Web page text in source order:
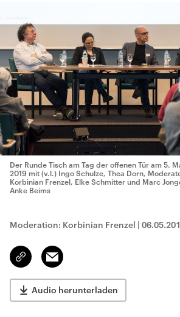
Der Runde Tisch am Tag der offenen Tür am 5.
2019 mit (v.l.) Ingo Schulze, Thea Dorn,
Korbinian Frenzel, Elke Schmitter und Marc
Anke Beims
Moderation: Korbinian Frenzel |
Link
kopieren/teilen
Email
Audio herunterladen